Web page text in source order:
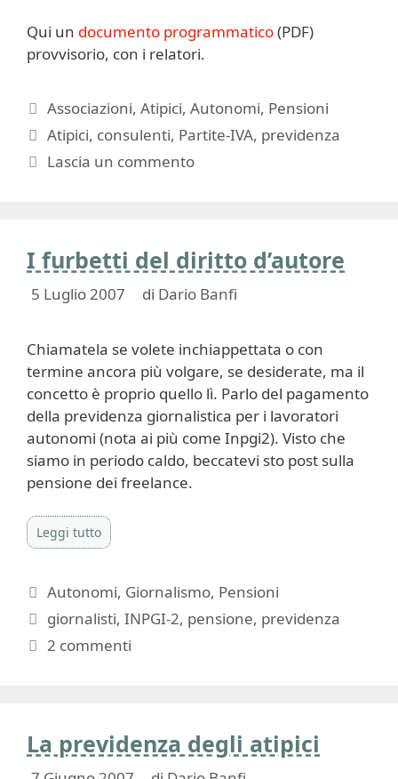
Qui un documento programmatico(PDF)
provvisorio, con i relatori.
Categorie
Associazioni,Atipici,Autonomi, Pensioni
Tag
Atipici, consulenti, Partite-IVA, previdenza
Lascia un commento
I furbetti del diritto d’autore
5 Luglio 2007 di Dario Banfi
Chiamatela se volete inchiappettata o con
termine ancora più volgare, se desiderate, ma il
concetto è proprio quello lì. Parlo del pagamento
della previdenza giornalistica per i lavoratori
autonomi (nota ai più come Inpgi2). Visto che
siamo in periodo caldo, beccatevi sto post sulla
pensione dei freelance.
Leggi tutto
Categorie
Autonomi, Giornalismo, Pensioni
Tag
giornalisti,INPGI-2, pensione, previdenza
2 commenti
La previdenza degli atipici